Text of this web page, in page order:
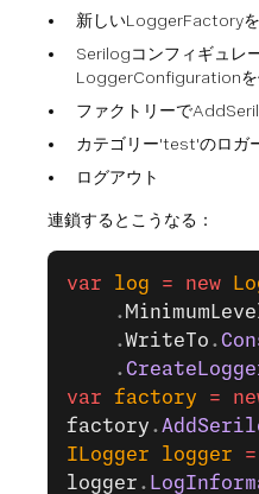
新しいLoggerFactoryを
Serilogコンフィギュレ
LoggerConfigurationを
ファクトリーで
カテゴリー'test'のロガ
ログアウト
連鎖するとこうなる：
var log = new
    .
    .
WriteTo .
    .
var factory =
factory .
ILogger logger =
logger .